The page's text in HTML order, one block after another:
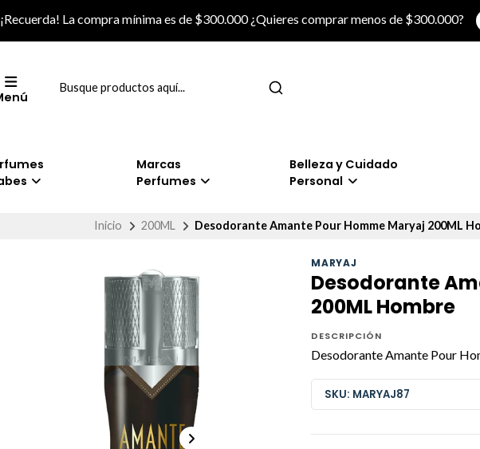
¡Recuerda! La compra mínima es de $300.000 ¿Quieres comprar menos de $300.000?
Marcas
Perfumes
Belleza y Cuidado
Personal
Inicio 200ML Desodorante Amante Pour Homme Maryaj 200ML
MARYAJ
Desodorante
200ML Hombre
DESCRIPCIÓN
Desodorante Amante Pour
SKU: MARYAJ87